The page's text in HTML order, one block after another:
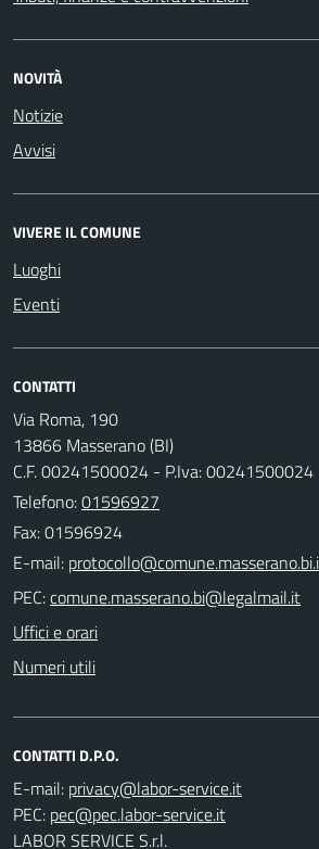
NOVITÀ
Notizie
Avvisi
VIVERE IL COMUNE
Luoghi
Eventi
CONTATTI
Via Roma, 190
13866 Masserano (BI)
C.F. 00241500024 - P.Iva: 00241500024
Telefono:01596927
Fax: 01596924
E-mail:
PEC:
Uffici e orari
Numeri utili
CONTATTI D.P.O.
E-mail:
PEC:
LABOR SERVICE S.r.l.